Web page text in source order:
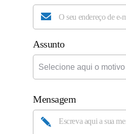
Assunto
Mensagem